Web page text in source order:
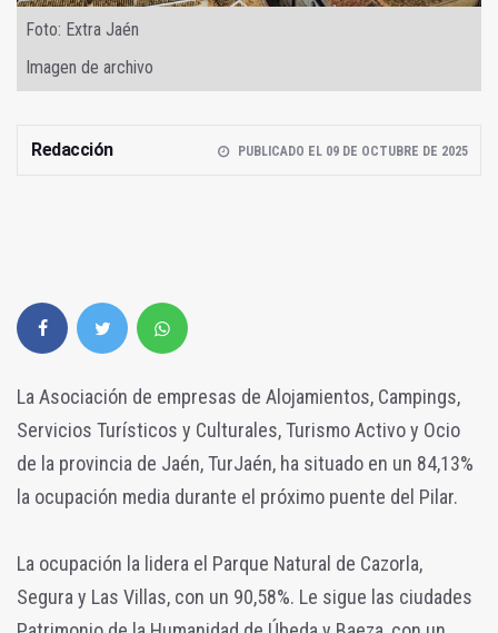
Foto: Extra Jaén
Imagen de archivo
Redacción PUBLICADO EL 09 DE OCTUBRE DE 2025
La Asociación de empresas de Alojamientos, Campings,
Servicios Turísticos y Culturales, Turismo Activo y Ocio
de la provincia de Jaén, TurJaén, ha situado en un 84,13%
la ocupación media durante el próximo puente del Pilar.
La ocupación la lidera el Parque Natural de Cazorla,
Segura y Las Villas, con un 90,58%. Le sigue las ciudades